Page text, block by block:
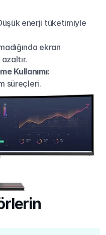
enerji tüketimiyle
ekran
Kullanımı:
süreçleri.